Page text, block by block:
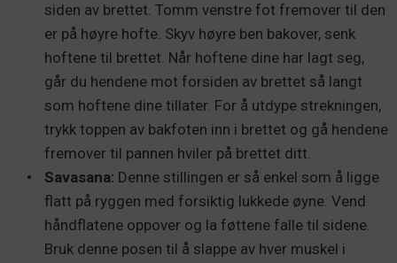
siden av brettet. Tomm venstre fot fremover til den
er på høyre hofte. Skyv høyre ben bakover, senk
hoftene til brettet. Når hoftene dine har lagt seg,
går du hendene mot forsiden av brettet så langt
som hoftene dine tillater. For å utdype strekningen,
trykk toppen av bakfoten inn i brettet og gå hendene
fremover til pannen hviler på brettet ditt.
Savasana: Denne stillingen er så enkel som å ligge
flatt på ryggen med forsiktig lukkede øyne. Vend
håndflatene oppover og la føttene falle til sidene.
Bruk denne posen til å slappe av hver muskel i